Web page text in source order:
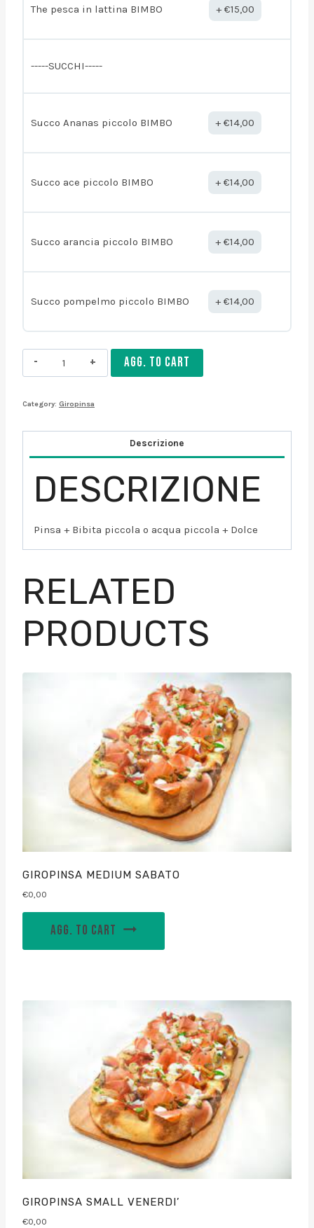
The pesca in lattina BIMBO €15,00
-----SUCCHI-----
Succo Ananas piccolo BIMBO €14,00
Succo ace piccolo BIMBO €14,00
Succo arancia piccolo BIMBO €14,00
Succo pompelmo piccolo BIMBO €14,00
Giropinsa
Bimbo
quantity
AGG. TO CART
Category: Giropinsa
Descrizione
DESCRIZIONE
Pinsa + Bibita piccola o acqua piccola + Dolce
RELATED
PRODUCTS
GIROPINSA MEDIUM SABATO
€0,00
AGG. TO CART
GIROPINSA SMALL VENERDI’
€0,00